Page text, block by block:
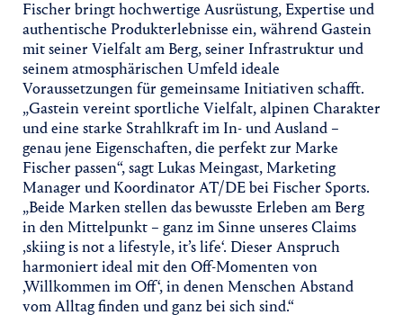
Fischer bringt hochwertige Ausrüstung, Expertise und
authentische Produkterlebnisse ein, während Gastein
mit seiner Vielfalt am Berg, seiner Infrastruktur und
seinem atmosphärischen Umfeld ideale
Voraussetzungen für gemeinsame Initiativen schafft.
„Gastein vereint sportliche Vielfalt, alpinen Charakter
und eine starke Strahlkraft im In- und Ausland –
genau jene Eigenschaften, die perfekt zur Marke
Fischer passen“, sagt Lukas Meingast, Marketing
Manager und Koordinator AT/DE bei Fischer Sports.
„Beide Marken stellen das bewusste Erleben am Berg
in den Mittelpunkt – ganz im Sinne unseres Claims
‚skiing is not a lifestyle, it’s life‘. Dieser Anspruch
harmoniert ideal mit den Off-Momenten von
‚Willkommen im Off‘, in denen Menschen Abstand
vom Alltag finden und ganz bei sich sind.“